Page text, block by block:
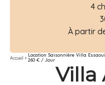
4
À partir
Accueil
Location Saisonnière Villa
260 € / Jour
Villa